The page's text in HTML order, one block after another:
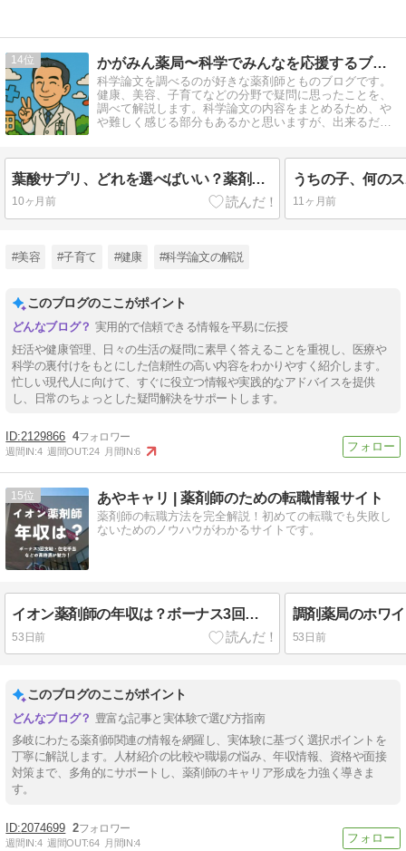
14 かがみん薬局〜科学でみんなを応援するブログ〜
科学論文を調べるのが好きな薬剤師とものブログです。
健康、美容、子育てなどの分野で疑問に思ったことを、
調べて解説します。科学論文の内容をまとめるため、や
や難しく感じる部分もあるかと思いますが、出来るだけ
葉酸サプリ、どれを選べばいい？薬剤師がプレミンを選ぶ3つの決定的な理由
10ヶ月前 11ヶ月前
#美容 #子育て #健康 #科学論文の解説
このブログのここがポイント
実用的で信頼できる情報を平易に伝授
妊活や健康管理、日々の生活の疑問に素早く答えることを重視し、医療や
科学の裏付けをもとにした信頼性の高い内容をわかりやすく紹介します。
忙しい現代人に向けて、すぐに役立つ情報や実践的なアドバイスを提供
し、日常のちょっとした疑問解決をサポートします。
2129866 4
週間IN:4 週間OUT:24 月間IN:6
15 あやキャリ | 薬剤師のための転職情報サイト
薬剤師の転職方法を完全解説！初めての転職でも失敗し
ないためのノウハウがわかるサイトです。
イオン薬剤師の年収は？ボーナス3回支給で住宅手当もある高待遇が魅力！
53日前 53日前
このブログのここがポイント
豊富な記事と実体験で選び方指南
多岐にわたる薬剤師関連の情報を網羅し、実体験に基づく選択ポイントを
丁寧に解説します。人材紹介の比較や職場の悩み、年収情報、資格や面接
対策まで、多角的にサポートし、薬剤師のキャリア形成を力強く導きま
す。
2074699 2
週間IN:4 週間OUT:64 月間IN:4